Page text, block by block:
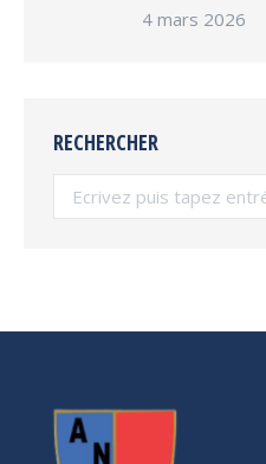
4 mars 2026
RECHERCHER
Search: